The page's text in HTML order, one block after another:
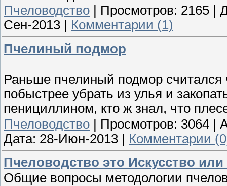
Пчеловодство
Просмотров: 2165
Сен-2013
Комментарии (1)
Пчелиный подмор
Раньше пчелиный подмор считался
побыстрее убрать из улья и
пенициллином, кто ж знал, что
Пчеловодство | Просмотров: 3064 |
Дата: 28-Июн-2013 | Комментарии
Пчеловодство это Искусство или
Общие вопросы методологии